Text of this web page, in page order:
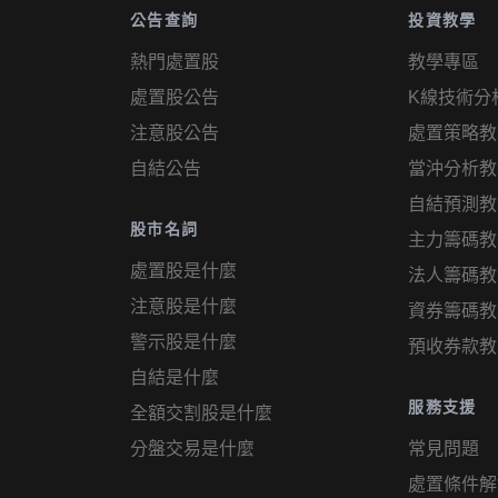
公告查詢
熱門處置股
處置股公告
注意股公告
自結公告
股市名詞
處置股是什麼
注意股是什麼
警示股是什麼
自結是什麼
全額交割股是什麼
分盤交易是什麼
投資教學
教學專區
K線技術分
處置策略
當沖分析
自結預測
主力籌碼
法人籌碼
資券籌碼
預收券款
服務支援
常見問題
處置條件